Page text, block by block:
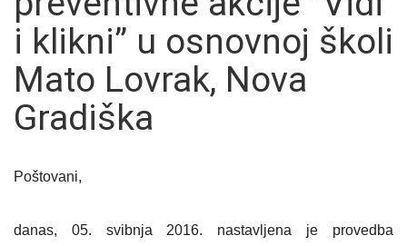
i klikni” u osnovnoj školi
Mato Lovrak, Nova
Gradiška
Poštovani,
danas, 05. svibnja 2016. nastavljena je provedba